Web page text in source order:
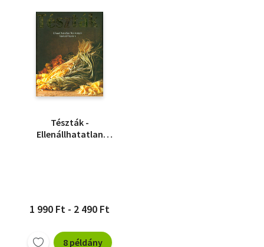
Tészták -
Ellenállhatatlan
1 990 Ft - 2 490 Ft
8 példány